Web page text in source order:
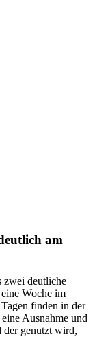
am
zwei deutliche
Woche im
finden in der
Ausnahme und
genutzt wird,